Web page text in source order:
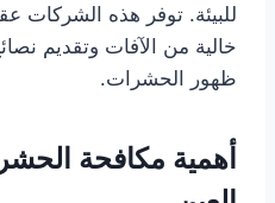
للبيئة. توفر هذه الشركات
خالية من الآفات وتقديم
ظهور الحشرات.
أهمية مكافحة